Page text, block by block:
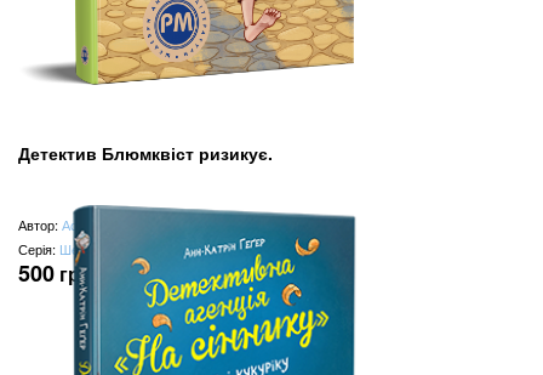
Детектив Блюмквіст ризикує.
Автор:Астрід Ліндґрен
Серія: Шедеври дитячої літератури
500 грн